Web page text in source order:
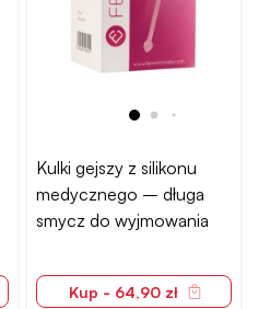
Kulki gejszy z silikonu
medycznego – długa
smycz do wyjmowania
Kup - 64,90 zł